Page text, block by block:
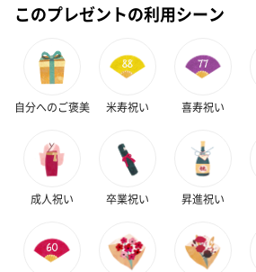
このプレゼントの利用シーン
自分へのご褒美 米寿祝い 喜寿祝い
成人祝い 卒業祝い 昇進祝い